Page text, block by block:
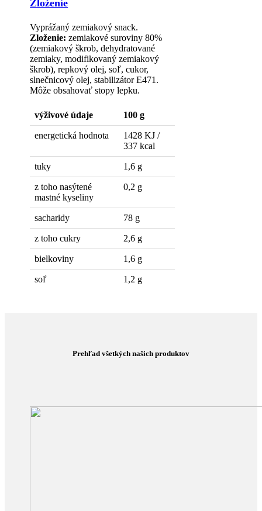
Zloženie
Vyprážaný zemiakový snack.
Zloženie: zemiakové suroviny 80%
(zemiakový škrob, dehydratované
zemiaky, modifikovaný zemiakový
škrob), repkový olej, soľ, cukor,
slnečnicový olej, stabilizátor E471.
Môže obsahovať stopy lepku.
výživové údaje 100 g
energetická hodnota
1428 KJ /
337 kcal
tuky 1,6 g
z toho nasýtené
mastné kyseliny
0,2 g
sacharidy 78 g
z toho cukry 2,6 g
bielkoviny 1,6 g
soľ 1,2 g
Prehľad všetkých našich produktov